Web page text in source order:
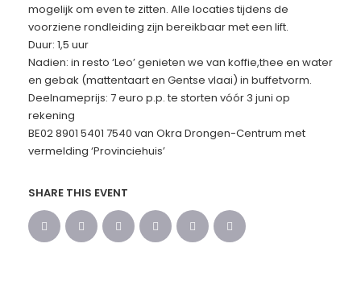
mogelijk om even te zitten. Alle locaties tijdens de
voorziene rondleiding zijn bereikbaar met een lift.
Duur: 1,5 uur
Nadien: in resto ‘Leo’ genieten we van koffie,thee en water
en gebak (mattentaart en Gentse vlaai) in buffetvorm.
Deelnameprijs: 7 euro p.p. te storten vóór 3 juni op
rekening
BE02 8901 5401 7540 van Okra Drongen-Centrum met
vermelding ‘Provinciehuis’
SHARE THIS EVENT